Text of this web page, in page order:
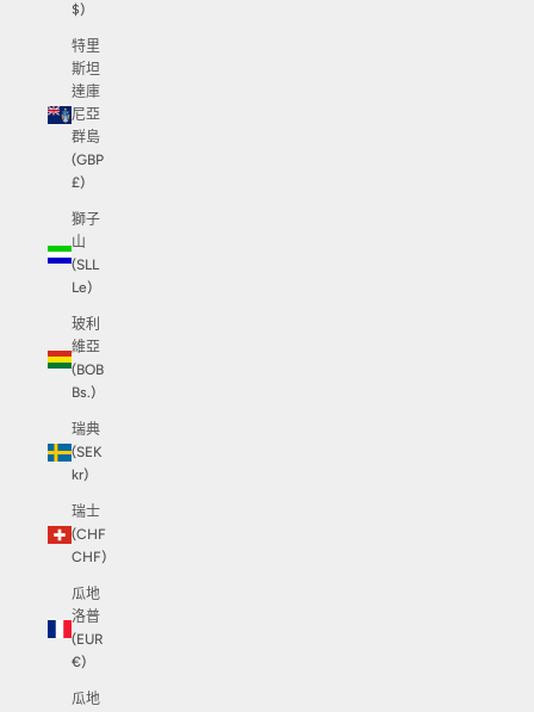
$)
特里
斯坦
達庫
尼亞
群島
(GBP
£)
獅子
山
(SLL
Le)
玻利
維亞
(BOB
Bs.)
瑞典
(SEK
kr)
瑞士
(CHF
CHF)
瓜地
洛普
(EUR
€)
瓜地